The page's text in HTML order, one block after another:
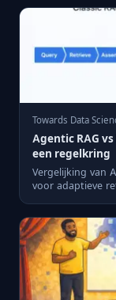
Towards Data
Agentic RAG
een regelkring
Vergelijking van
voor adaptieve